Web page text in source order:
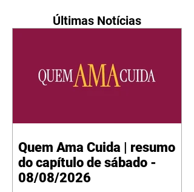
Últimas Notícias
Quem Ama Cuida | resumo
do capítulo de sábado -
08/08/2026